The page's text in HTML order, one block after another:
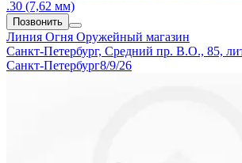
.30 (7,62 мм)
Позвонить
Линия Огня Оружейный магазин
Санкт-Петербург, Средний пр. В.О., 85,
Санкт-Петербург8/9/26